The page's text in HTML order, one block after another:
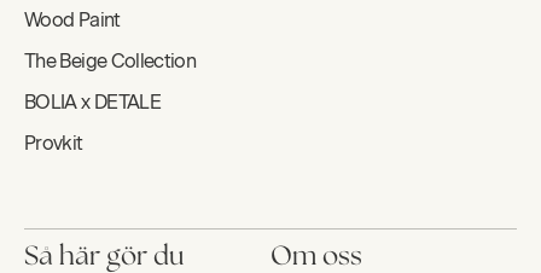
Wood Paint
The Beige Collection
BOLIA x DETALE
Provkit
Så här gör du Om oss